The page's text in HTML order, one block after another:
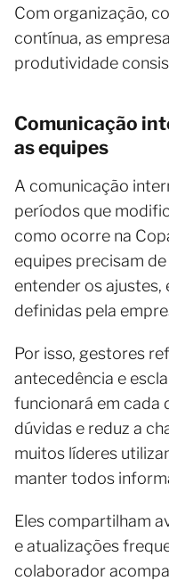
Com organização,
contínua, as
produtividade
Comunicação
as equipes
A comunicação
períodos que
como ocorre na
equipes precisam
entender os
definidas pela
Por isso, gestores
antecedência e
funcionará em cada
dúvidas e reduz a
muitos líderes
manter todos
Eles compartilham
e atualizações
colaborador